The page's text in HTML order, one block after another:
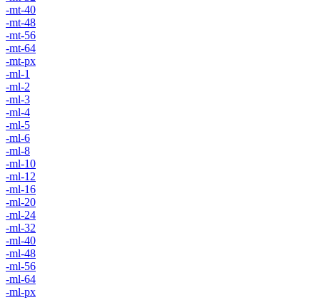
-mt-40
-mt-48
-mt-56
-mt-64
-mt-px
-ml-1
-ml-2
-ml-3
-ml-4
-ml-5
-ml-6
-ml-8
-ml-10
-ml-12
-ml-16
-ml-20
-ml-24
-ml-32
-ml-40
-ml-48
-ml-56
-ml-64
-ml-px